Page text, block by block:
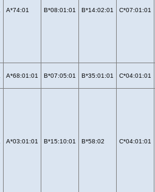
A*74:01 B*08:01:01 B*14:02:01 C*07:01:01
A*68:01:01 B*07:05:01 B*35:01:01 C*04:01:01
A*03:01:01 B*15:10:01 B*58:02 C*04:01:01